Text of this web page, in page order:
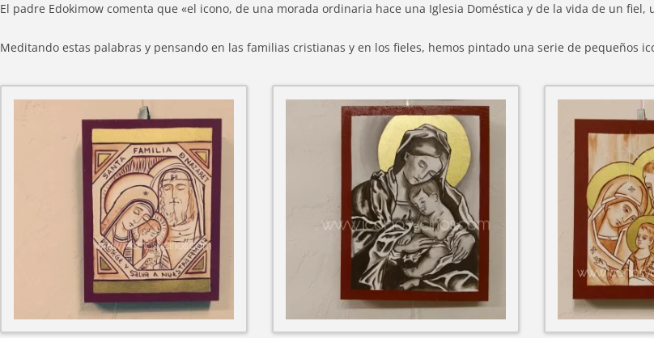
El padre Edokimow comenta que «el icono, de una morada ordinaria hace una Iglesia Doméstica y de la vida de un
Meditando estas palabras y pensando en las familias cristianas y en los fieles, hemos pintado una serie de pequeños